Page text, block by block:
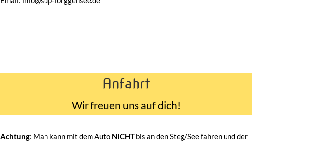
Anfahrt
Wir freuen uns auf dich!
Achtung: Man kann mit dem Auto NICHT bis an den Steg/See fahren und der